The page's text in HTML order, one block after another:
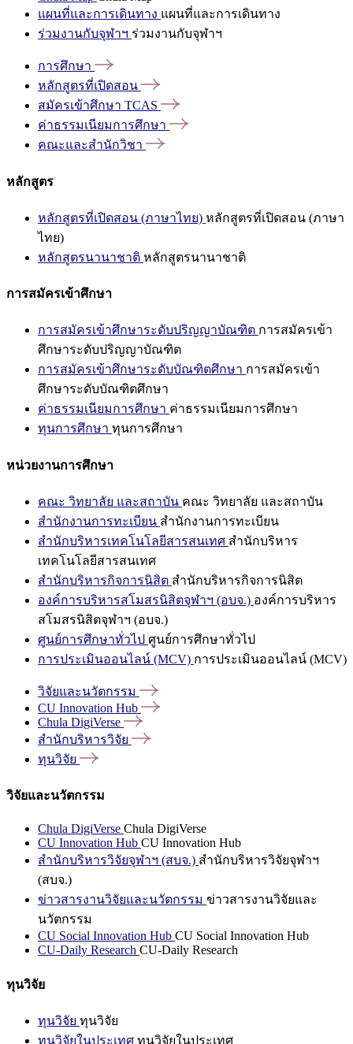
แผนที่และการเดินทาง แผนที่และการเดินทาง
ร่วมงานกับจุฬาฯ ร่วมงานกับจุฬาฯ
การศึกษา
หลักสูตรที่เปิดสอน
สมัครเข้าศึกษา TCAS
ค่าธรรมเนียมการศึกษา
คณะและสำนักวิชา
หลักสูตร
หลักสูตรที่เปิดสอน (ภาษาไทย) หลักสูตรที่เปิดสอน (ภาษา
ไทย)
หลักสูตรนานาชาติ หลักสูตรนานาชาติ
การสมัครเข้าศึกษา
การสมัครเข้าศึกษาระดับปริญญาบัณฑิต การสมัครเข้า
ศึกษาระดับปริญญาบัณฑิต
การสมัครเข้าศึกษาระดับบัณฑิตศึกษา การสมัครเข้า
ศึกษาระดับบัณฑิตศึกษา
ค่าธรรมเนียมการศึกษา ค่าธรรมเนียมการศึกษา
ทุนการศึกษา ทุนการศึกษา
หน่วยงานการศึกษา
คณะ วิทยาลัย และสถาบัน คณะ วิทยาลัย และสถาบัน
สำนักงานการทะเบียน สำนักงานการทะเบียน
สำนักบริหารเทคโนโลยีสารสนเทศ สำนักบริหาร
เทคโนโลยีสารสนเทศ
สำนักบริหารกิจการนิสิต สำนักบริหารกิจการนิสิต
องค์การบริหารสโมสรนิสิตจุฬาฯ (อบจ.) องค์การบริหาร
สโมสรนิสิตจุฬาฯ (อบจ.)
ศูนย์การศึกษาทั่วไป ศูนย์การศึกษาทั่วไป
การประเมินออนไลน์ (MCV) การประเมินออนไลน์ (MCV)
วิจัยและนวัตกรรม
CU Innovation Hub
Chula DigiVerse
สำนักบริหารวิจัย
ทุนวิจัย
วิจัยและนวัตกรรม
Chula DigiVerse Chula DigiVerse
CU Innovation Hub CU Innovation Hub
สำนักบริหารวิจัยจุฬาฯ (สบจ.) สำนักบริหารวิจัยจุฬาฯ
(สบจ.)
ข่าวสารงานวิจัยและนวัตกรรม ข่าวสารงานวิจัยและ
นวัตกรรม
CU Social Innovation Hub CU Social Innovation Hub
CU-Daily Research CU-Daily Research
ทุนวิจัย
ทุนวิจัย ทุนวิจัย
ทุนวิจัยในประเทศ ทุนวิจัยในประเทศ